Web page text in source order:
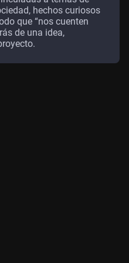
hechos curiosos
que “nos cuenten
de una idea,